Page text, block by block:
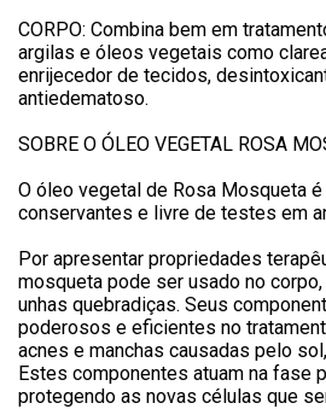
CORPO: Combina bem em
argilas e óleos vegetais como
enrijecedor de tecidos,
antiedematoso.
SOBRE O ÓLEO VEGETAL ROSA
O óleo vegetal de Rosa Mosqueta
conservantes e livre de testes em
Por apresentar propriedades
mosqueta pode ser usado no
unhas quebradiças. Seus
poderosos e eficientes no
acnes e manchas causadas pelo
Estes componentes atuam na fase
protegendo as novas células que